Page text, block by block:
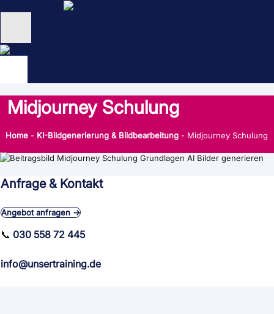
Inhalt
Unternehmen
NEU: KI Schulungen
unsertraining Blog
Midjourney Schulung
Home - KI-Bildgenerierung & Bildbearbeitung - Midjourney Schulung
Anfrage & Kontakt
Angebot anfragen →
📞 030 558 72 445
info@unsertraining.de